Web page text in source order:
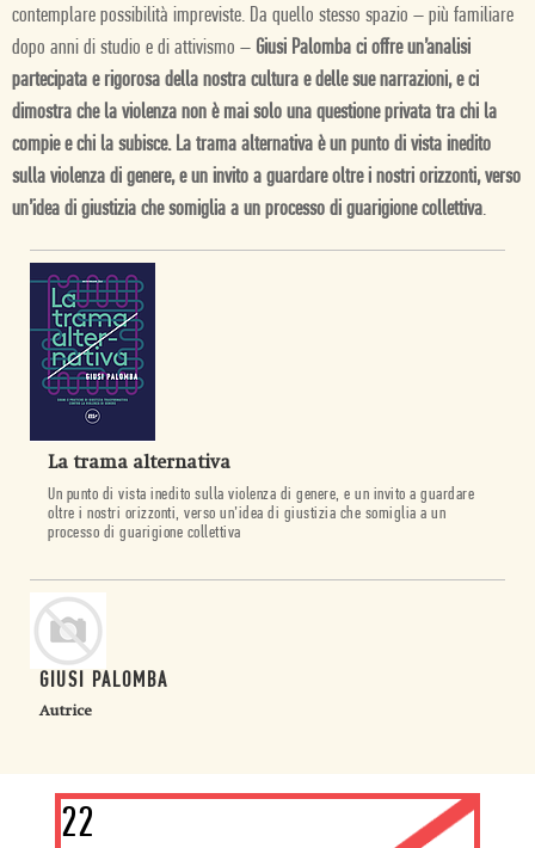
contemplare possibilità impreviste. Da quello stesso spazio – più familiare
dopo anni di studio e di attivismo – Giusi Palomba ci offre un’analisi
partecipata e rigorosa della nostra cultura e delle sue narrazioni, e ci
dimostra che la violenza non è mai solo una questione privata tra chi la
compie e chi la subisce. La trama alternativa è un punto di vista inedito
sulla violenza di genere, e un invito a guardare oltre i nostri orizzonti, verso
un’idea di giustizia che somiglia a un processo di guarigione collettiva.
La trama alternativa
Un punto di vista inedito sulla violenza di genere, e un invito a guardare
oltre i nostri orizzonti, verso un’idea di giustizia che somiglia a un
processo di guarigione collettiva
GIUSI PALOMBA
Autrice
22